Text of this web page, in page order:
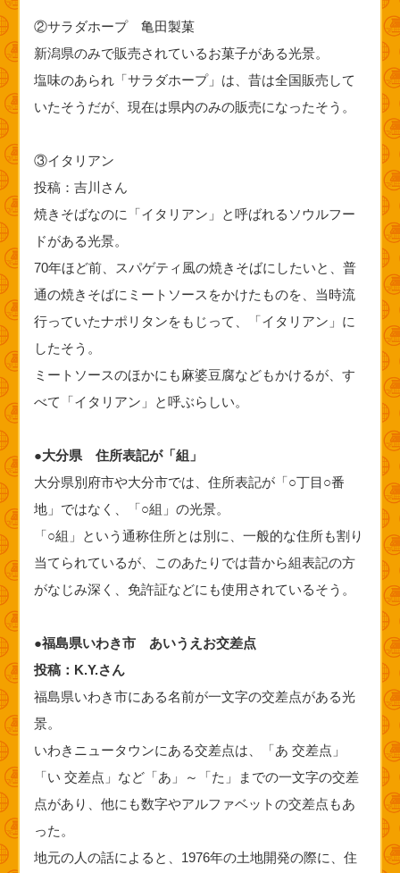
②サラダホープ 亀田製菓
新潟県のみで販売されているお菓子がある光景。
塩味のあられ「サラダホープ」は、昔は全国販売して
いたそうだが、現在は県内のみの販売になったそう。
③イタリアン
投稿：吉川さん
焼きそばなのに「イタリアン」と呼ばれるソウルフー
ドがある光景。
70年ほど前、スパゲティ風の焼きそばにしたいと、普
通の焼きそばにミートソースをかけたものを、当時流
行っていたナポリタンをもじって、「イタリアン」に
したそう。
ミートソースのほかにも麻婆豆腐などもかけるが、す
べて「イタリアン」と呼ぶらしい。
●大分県 住所表記が「組」
大分県別府市や大分市では、住所表記が「○丁目○番
地」ではなく、「○組」の光景。
「○組」という通称住所とは別に、一般的な住所も割り
当てられているが、このあたりでは昔から組表記の方
がなじみ深く、免許証などにも使用されているそう。
●福島県いわき市 あいうえお交差点
投稿：K.Y.さん
福島県いわき市にある名前が一文字の交差点がある光
景。
いわきニュータウンにある交差点は、「あ 交差点」
「い 交差点」など「あ」～「た」までの一文字の交差
点があり、他にも数字やアルファベットの交差点もあ
った。
地元の人の話によると、1976年の土地開発の際に、住